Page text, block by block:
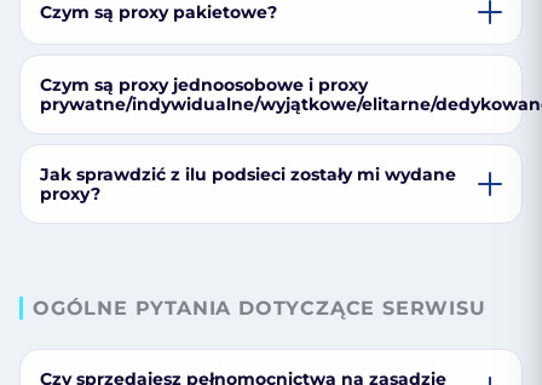
Czym są proxy pakietowe?
Czym są proxy jednoosobowe i proxy
prywatne/indywidualne/wyjątkowe/elitarne/
Jak sprawdzić z ilu podsieci zostały mi wydane
proxy?
OGÓLNE PYTANIA DOTYCZĄCE SERWISU
Czy sprzedajesz pełnomocnictwa na zasadzie